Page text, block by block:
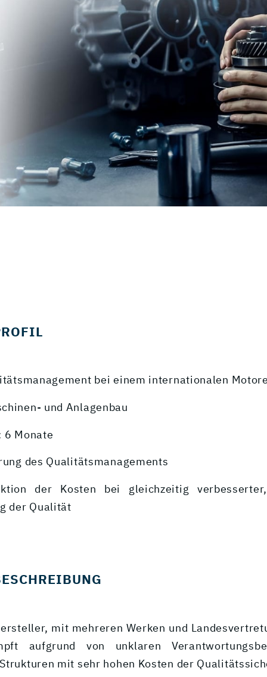
bei einem internationalen
und Anlagenbau
6 Monate
des Qualitätsmanagements
der Kosten bei gleichzeitig
der Qualität
mit mehreren Werken und
aufgrund von unklaren
mit sehr hohen Kosten der